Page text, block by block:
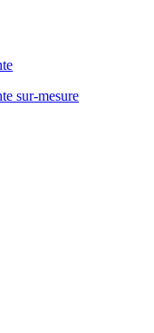
sur-mesure